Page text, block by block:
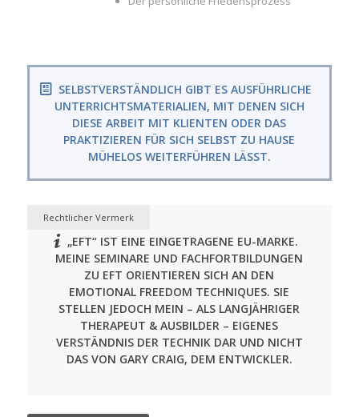
SELBSTVERSTÄNDLICH GIBT ES AUSFÜHRLICHE
UNTERRICHTSMATERIALIEN, MIT DENEN SICH
DIESE ARBEIT MIT KLIENTEN ODER DAS
PRAKTIZIEREN FÜR SICH SELBST ZU HAUSE
MÜHELOS WEITERFÜHREN LÄSST.
Rechtlicher Vermerk
„EFT“ IST EINE EINGETRAGENE EU-MARKE.
MEINE SEMINARE UND FACHFORTBILDUNGEN
ZU EFT ORIENTIEREN SICH AN DEN
EMOTIONAL FREEDOM TECHNIQUES. SIE
STELLEN JEDOCH MEIN – ALS LANGJÄHRIGER
THERAPEUT & AUSBILDER – EIGENES
VERSTÄNDNIS DER TECHNIK DAR UND NICHT
DAS VON GARY CRAIG, DEM ENTWICKLER.